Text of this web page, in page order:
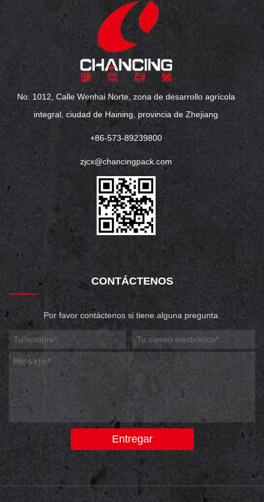
No. 1012, Calle Wenhai Norte, zona de desarrollo agrícola
integral, ciudad de Haining, provincia de Zhejiang
+86-573-89239800
zjcx@chancingpack.com
CONTÁCTENOS
Por favor contáctenos si tiene alguna pregunta.